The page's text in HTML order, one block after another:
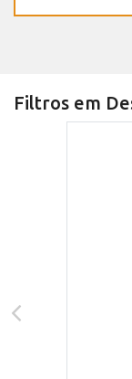
Filtros em